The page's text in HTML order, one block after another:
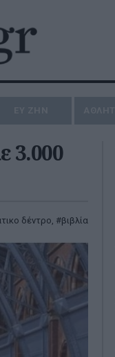
3.000
δέντρο, βιβλία